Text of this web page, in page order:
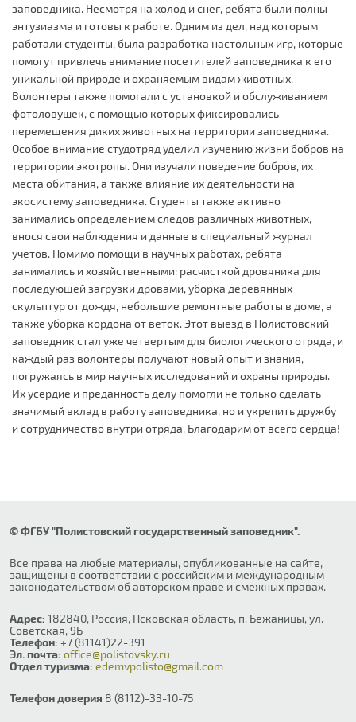
заповедника. Несмотря на холод и снег, ребята были полны
энтузиазма и готовы к работе. Одним из дел, над которым
работали студенты, была разработка настольных игр, которые
помогут привлечь внимание посетителей заповедника к его
уникальной природе и охраняемым видам животных.
Волонтеры также помогали с установкой и обслуживанием
фотоловушек, с помощью которых фиксировались
перемещения диких животных на территории заповедника.
Особое внимание студотряд уделил изучению жизни бобров на
территории экотропы. Они изучали поведение бобров, их
места обитания, а также влияние их деятельности на
экосистему заповедника. Студенты также активно
занимались определением следов различных животных,
внося свои наблюдения и данные в специальный журнал
учётов. Помимо помощи в научных работах, ребята
занимались и хозяйственными: расчисткой дровяника для
последующей загрузки дровами, уборка деревянных
скульптур от дождя, небольшие ремонтные работы в доме, а
также уборка кордона от веток. Этот выезд в Полистовский
заповедник стал уже четвертым для биологического отряда, и
каждый раз волонтеры получают новый опыт и знания,
погружаясь в мир научных исследований и охраны природы.
Их усердие и преданность делу помогли не только сделать
значимый вклад в работу заповедника, но и укрепить дружбу
и сотрудничество внутри отряда. Благодарим от всего сердца!
© ФГБУ "Полистовский государственный заповедник".
Все права на любые материалы, опубликованные на сайте,
защищены в соответствии с российским и международным
законодательством об авторском праве и смежных правах.
Адрес: 182840, Россия, Псковская область, п. Бежаницы, ул.
Советская, 9Б
Телефон: +7 (81141)22-391
Эл. почта: office@polistovsky.ru
Отдел туризма: edemvpolisto@gmail.com
Телефон доверия 8 (8112)-33-10-75